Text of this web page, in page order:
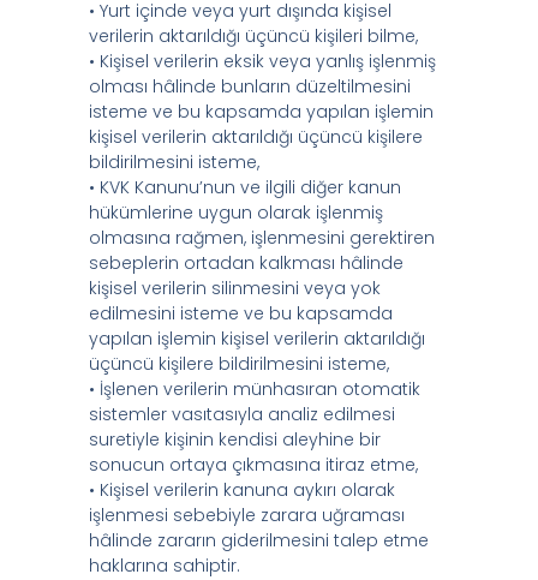
• Yurt içinde veya yurt dışında kişisel
verilerin aktarıldığı üçüncü kişileri bilme,
• Kişisel verilerin eksik veya yanlış işlenmiş
olması hâlinde bunların düzeltilmesini
isteme ve bu kapsamda yapılan işlemin
kişisel verilerin aktarıldığı üçüncü kişilere
bildirilmesini isteme,
• KVK Kanunu’nun ve ilgili diğer kanun
hükümlerine uygun olarak işlenmiş
olmasına rağmen, işlenmesini gerektiren
sebeplerin ortadan kalkması hâlinde
kişisel verilerin silinmesini veya yok
edilmesini isteme ve bu kapsamda
yapılan işlemin kişisel verilerin aktarıldığı
üçüncü kişilere bildirilmesini isteme,
• İşlenen verilerin münhasıran otomatik
sistemler vasıtasıyla analiz edilmesi
suretiyle kişinin kendisi aleyhine bir
sonucun ortaya çıkmasına itiraz etme,
• Kişisel verilerin kanuna aykırı olarak
işlenmesi sebebiyle zarara uğraması
hâlinde zararın giderilmesini talep etme
haklarına sahiptir.